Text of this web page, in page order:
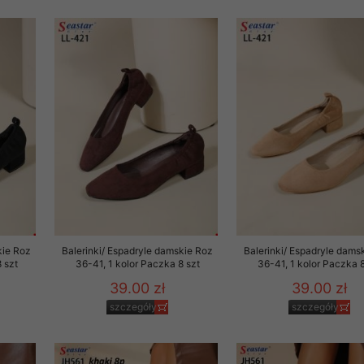
Roz
szt
Balerinki/ Espadryle damskie Roz
36-41, 1 kolor Paczka 8 szt
39.00 zł
szczegóły
Balerinki/ Espadryle
36-41, 1 kolor Paczka
39.00 zł
szczegóły
„Przejdź dalej” lub zamkniesz to okno, to wyrazisz zgodę na
Zgodę możesz w każdym momencie wycofać .
przetwarzania dokonanego wcześniej.
w tym o przysługujących uprawnieniach (prawo dostępu,
ich przetwarzania, prawo do ich przenoszenia,
w tym profilowaniu, a także prawo wyrażenia sprzeciwu